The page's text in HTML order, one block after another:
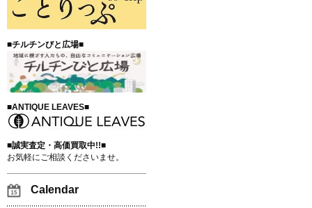
■チルチンびと広場■
■ANTIQUE LEAVES■
■誠実査定・高価買取中!!■
お気軽にご相談くださいませ。
Calendar